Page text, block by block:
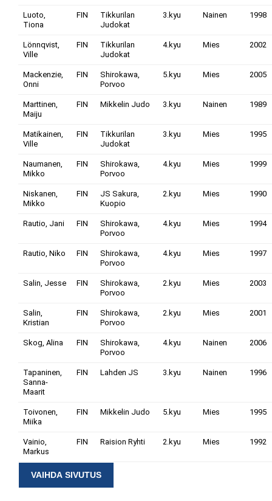
Luoto,
Tiona
FIN
Tikkurilan
Judokat
3.kyu Nainen 1998
Lönnqvist,
Ville
FIN
Tikkurilan
Judokat
4.kyu Mies 2002
Mackenzie,
Onni
FIN
Shirokawa,
Porvoo
5.kyu Mies 2005
Marttinen,
Maiju
FIN Mikkelin Judo 3.kyu Nainen 1989
Matikainen,
Ville
FIN
Tikkurilan
Judokat
3.kyu Mies 1995
Naumanen,
Mikko
FIN
Shirokawa,
Porvoo
4.kyu Mies 1999
Niskanen,
Mikko
FIN
JS Sakura,
Kuopio
2.kyu Mies 1990
Rautio, Jani FIN
Shirokawa,
Porvoo
4.kyu Mies 1994
Rautio, Niko FIN
Shirokawa,
Porvoo
4.kyu Mies 1997
Salin, Jesse FIN
Shirokawa,
Porvoo
2.kyu Mies 2003
Salin,
Kristian
FIN
Shirokawa,
Porvoo
2.kyu Mies 2001
Skog, Alina FIN
Shirokawa,
Porvoo
4.kyu Nainen 2006
Tapaninen,
Sanna-
Maarit
FIN Lahden JS 3.kyu Nainen 1996
Toivonen,
Miika
FIN Mikkelin Judo 5.kyu Mies 1995
Vainio,
Markus
FIN Raision Ryhti 2.kyu Mies 1992
VAIHDA SIVUTUS